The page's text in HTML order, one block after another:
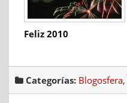
Feliz 2010
Categorías: Blogosfera,